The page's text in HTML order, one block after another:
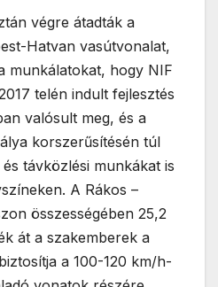
végre átadták a
Hatvan vasútvonalat,
munkálatokat, hogy NIF
telén indult fejlesztés
valósult meg, és a
korszerűsítésén túl
távközlési munkákat is
A Rákos –
összességében 25,2
át a szakemberek a
a 100-120 km/h-